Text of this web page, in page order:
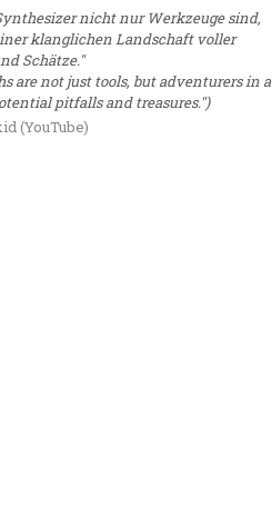
nicht nur Werkzeuge sind,
klanglichen Landschaft voller
Schätze."
are not just tools, but adventurers in a
pitfalls and treasures.")
(YouTube)